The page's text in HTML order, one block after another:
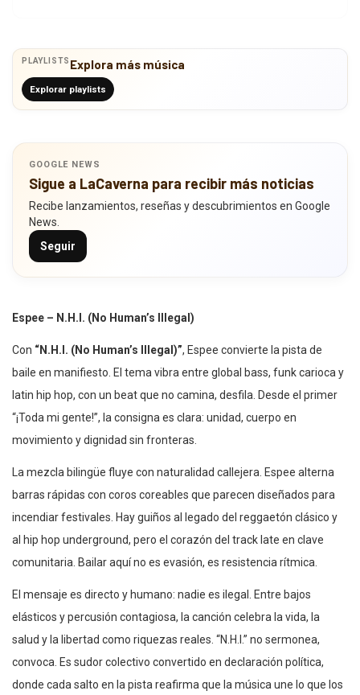
PLAYLISTS Explora más música
Explorar playlists
GOOGLE NEWS
Sigue a LaCaverna para recibir más noticias
Recibe lanzamientos, reseñas y descubrimientos en Google
News.
Seguir
Espee – N.H.I. (No Human’s Illegal)
Con “N.H.I. (No Human’s Illegal)”, Espee convierte la pista de
baile en manifiesto. El tema vibra entre global bass, funk carioca y
latin hip hop, con un beat que no camina, desfila. Desde el primer
“¡Toda mi gente!”, la consigna es clara: unidad, cuerpo en
movimiento y dignidad sin fronteras.
La mezcla bilingüe fluye con naturalidad callejera. Espee alterna
barras rápidas con coros coreables que parecen diseñados para
incendiar festivales. Hay guiños al legado del reggaetón clásico y
al hip hop underground, pero el corazón del track late en clave
comunitaria. Bailar aquí no es evasión, es resistencia rítmica.
El mensaje es directo y humano: nadie es ilegal. Entre bajos
elásticos y percusión contagiosa, la canción celebra la vida, la
salud y la libertad como riquezas reales. “N.H.I.” no sermonea,
convoca. Es sudor colectivo convertido en declaración política,
donde cada salto en la pista reafirma que la música une lo que los